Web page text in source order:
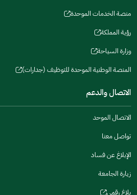
window)
new
window)
new
window)
منصة الخدمات الموحدة
new
window)
رؤية المملكة
(opens
new
وزارة السياحة
(opens
new
window)
المنصة الوطنية الموحدة للتوظيف (جدارات)
window)
الاتصال والدعم
الاتصال الموحد
تواصل معنا
الإبلاغ عن فساد
زيارة الجامعة
بلاغ رقمي